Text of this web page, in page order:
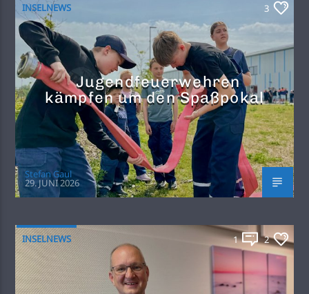
INSELNEWS 3
Jugendfeuerwehren
kämpfen um den Spaßpokal
Stefan Gaul
29. JUNI 2026
INSELNEWS 1 2